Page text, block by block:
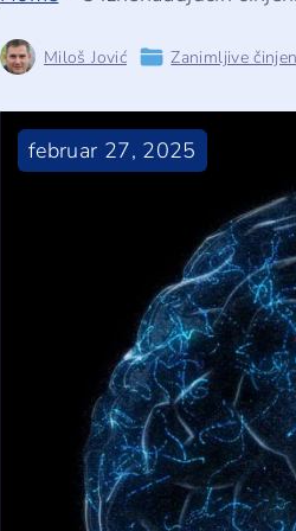
Miloš Jović Zanimljive
februar 27, 2025